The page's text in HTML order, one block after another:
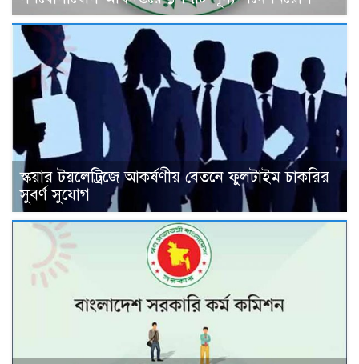
স্কয়ার টয়লেট্রিজে আকর্ষণীয় বেতনে ফুলটাইম চাকরির
সুবর্ণ সুযোগ